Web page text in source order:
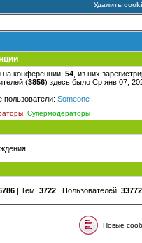
Удалить
на конференции: 54 , из них
(3856) здесь было Ср янв 07,
пользователи: Someone
Супермодераторы
| Тем: 3722 | Пользователей: 33772
Новые